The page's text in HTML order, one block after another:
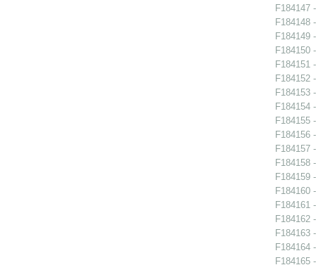
F184147
F184148
F184149
F184150
F184151
F184152
F184153
F184154
F184155
F184156
F184157
F184158
F184159
F184160
F184161
F184162
F184163
F184164
F184165